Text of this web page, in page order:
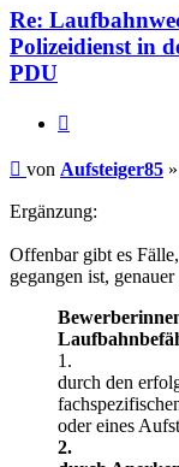
Re:
Polizeidienst in
PDU
Beitrag
von Aufsteiger85 »
Ergänzung:
Offenbar gibt es
gegangen ist, genauer
1.
durch den
oder eines
2.